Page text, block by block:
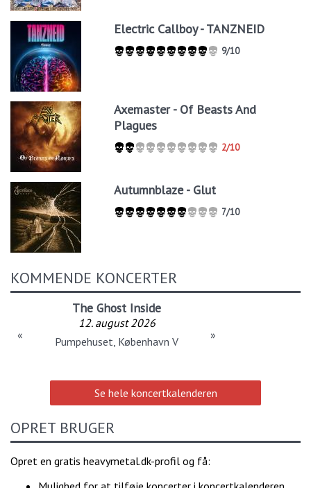
Electric Callboy - TANZNEID
9/10
Axemaster - Of Beasts And
Plagues
2/10
Autumnblaze - Glut
7/10
KOMMENDE KONCERTER
The Ghost Inside
12. august 2026
Pumpehuset, København V
« »
Se hele koncertkalenderen
OPRET BRUGER
Opret en gratis heavymetal.dk-profil og få: